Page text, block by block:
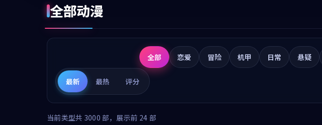
全部动漫
全部 恋爱 冒险 机甲 日常 悬疑
最新 最热 评分
当前类型共 3000 部，展示前 24 部
99:16